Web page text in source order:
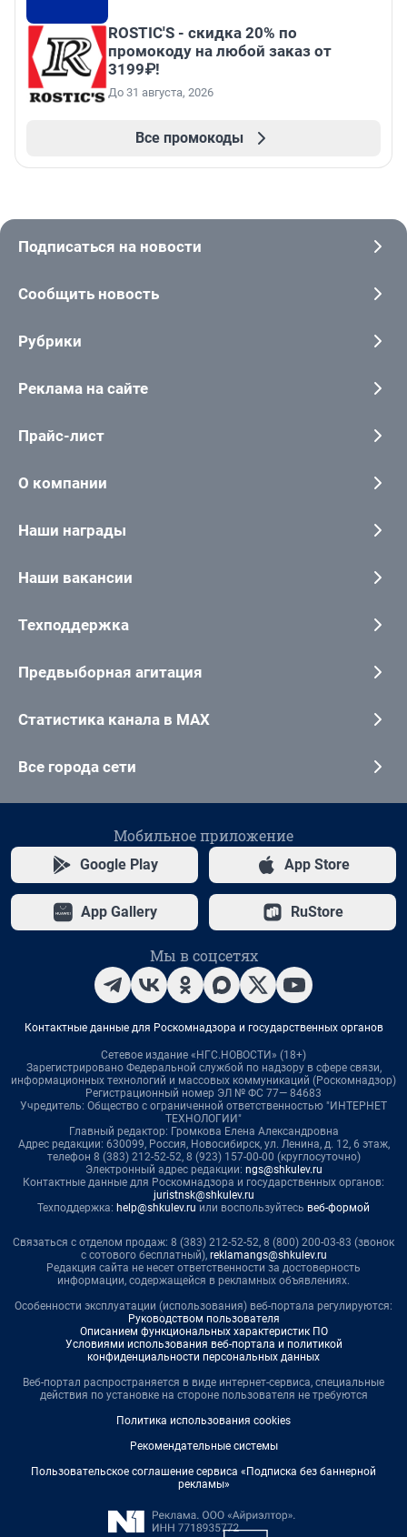
ROSTIC'S - скидка 20% по
промокоду на любой заказ от
3199₽!
До 31 августа, 2026
Все промокоды
Подписаться на новости
Сообщить новость
Рубрики
Реклама на сайте
Прайс-лист
О компании
Наши награды
Наши вакансии
Техподдержка
Предвыборная агитация
Статистика канала в MAX
Все города сети
Мобильное приложение
Google Play App Store
App Gallery RuStore
Мы в соцсетях
Контактные данные для Роскомнадзора и государственных органов
Сетевое издание «НГС.НОВОСТИ» (18+)
Зарегистрировано Федеральной службой по надзору в сфере связи,
информационных технологий и массовых коммуникаций (Роскомнадзор)
Регистрационный номер ЭЛ № ФС 77— 84683
Учредитель: Общество с ограниченной ответственностью "ИНТЕРНЕТ
ТЕХНОЛОГИИ"
Главный редактор: Громкова Елена Александровна
Адрес редакции: 630099, Россия, Новосибирск, ул. Ленина, д. 12, 6 этаж,
телефон 8 (383) 212-52-52, 8 (923) 157-00-00 (круглосуточно)
Электронный адрес редакции: ngs@shkulev.ru
Контактные данные для Роскомнадзора и государственных органов:
juristnsk@shkulev.ru
Техподдержка: help@shkulev.ru или воспользуйтесь веб-формой
Связаться с отделом продаж: 8 (383) 212-52-52, 8 (800) 200-03-83 (звонок
с сотового бесплатный), reklamangs@shkulev.ru
Редакция сайта не несет ответственности за достоверность
информации, содержащейся в рекламных объявлениях.
Особенности эксплуатации (использования) веб-портала регулируются:
Руководством пользователя
Описанием функциональных характеристик ПО
Условиями использования веб-портала и политикой
конфиденциальности персональных данных
Веб-портал распространяется в виде интернет-сервиса, специальные
действия по установке на стороне пользователя не требуются
Политика использования cookies
Рекомендательные системы
Пользовательское соглашение сервиса «Подписка без баннерной
рекламы»